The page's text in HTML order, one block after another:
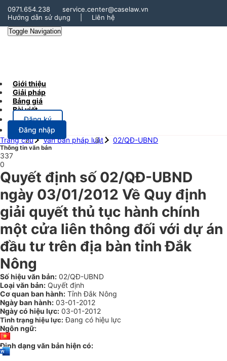
0971.654.238
service.center@caselaw.vn
Hướng dẫn sử dụng
Liên hệ
Toggle Navigation
Giới thiệu
Giải pháp
Bảng giá
Bài viết
Đăng ký
Đăng nhập
Trang chủ
Văn bản pháp luật 02/QĐ-UBND
Thông tin văn bản
337
0
Quyết định số 02/QĐ-UBND
ngày 03/01/2012 Về Quy định
giải quyết thủ tục hành chính
một cửa liên thông đối với dự án
đầu tư trên địa bàn tỉnh Đắk
Nông
Số hiệu văn bản: 02/QĐ-UBND
Loại văn bản: Quyết định
Cơ quan ban hành: Tỉnh Đắk Nông
Ngày ban hành: 03-01-2012
Ngày có hiệu lực: 03-01-2012
Tình trạng hiệu lực: Đang có hiệu lực
Ngôn ngữ:
Định dạng văn bản hiện có: